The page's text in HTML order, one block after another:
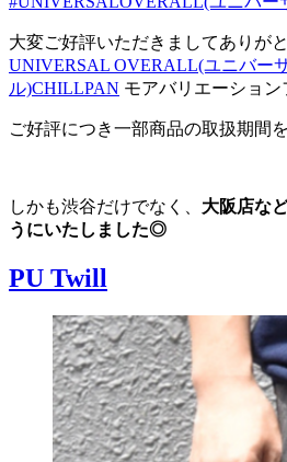
大変ご好評いただきましてありが
UNIVERSAL OVERALL(ユニバー
ル)CHILLPAN モアバリエーション
ご好評につき一部商品の取扱期間
しかも渋谷だけでなく、 大阪店な
うにいたしました◎
PU Twill